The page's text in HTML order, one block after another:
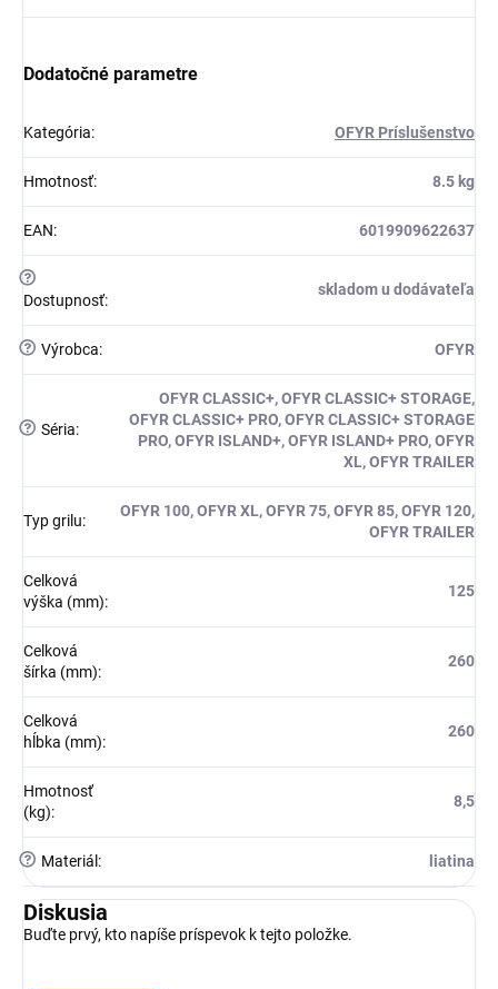
Dodatočné parametre
Kategória: OFYR Príslušenstvo
Hmotnosť: 8.5 kg
EAN: 6019909622637
?
Dostupnosť:
skladom u dodávateľa
? Výrobca: OFYR
? Séria:
OFYR CLASSIC+, OFYR CLASSIC+ STORAGE,
OFYR CLASSIC+ PRO, OFYR CLASSIC+ STORAGE
PRO, OFYR ISLAND+, OFYR ISLAND+ PRO, OFYR
XL, OFYR TRAILER
Typ grilu:
OFYR 100, OFYR XL, OFYR 75, OFYR 85, OFYR 120,
OFYR TRAILER
Celková
výška (mm):
125
Celková
šírka (mm):
260
Celková
hĺbka (mm):
260
Hmotnosť
(kg):
8,5
? Materiál : liatina
Diskusia
Buďte prvý, kto napíše príspevok k tejto položke.